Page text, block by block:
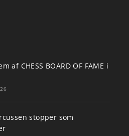
af CHESS BOARD OF FAME i
stopper som